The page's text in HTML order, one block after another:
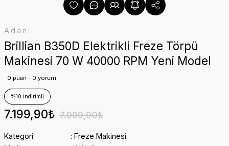
Adanil
Brillian B350D Elektrikli Freze Törpü
Makinesi 70 W 40000 RPM Yeni Model
0 puan - 0 yorum
%10 İndirimli
7.199,90₺ 7.999,90₺
Kategori
Freze Makinesi